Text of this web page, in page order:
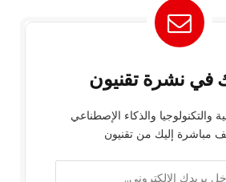
في نشرة تقنيون
والتكنولوجيا والذكاء الإصطناعي
مباشرة إليك من تقنيون